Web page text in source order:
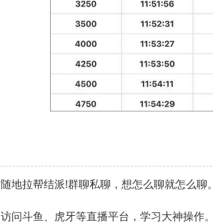
地拉帮结派!群聊私聊，想怎么聊就怎么聊。
问斗鱼、虎牙等直播平台，学习大神操作。